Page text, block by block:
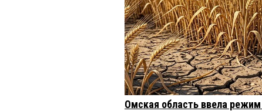
Омская область ввела